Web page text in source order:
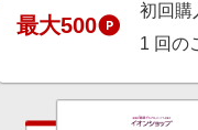
最大500
初回購
1 回の